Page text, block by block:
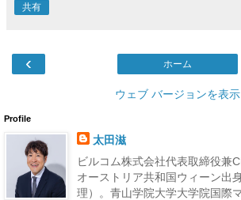
共有
‹ ホーム
ウェブ バージョンを表示
Profile
太田滋
ビルコム株式会社代表取締役兼
オーストリア共和国ウィーン出
理）。青山学院大学大学院国際